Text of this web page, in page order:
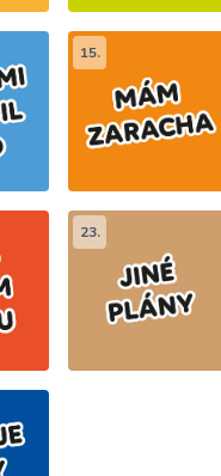
15.
23.